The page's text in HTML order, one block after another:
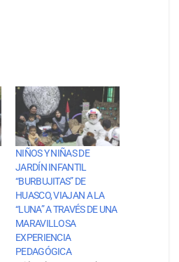
NIÑOS Y NIÑAS DE
JARDÍN INFANTIL
“BURBUJITAS” DE
HUASCO, VIAJAN A LA
“LUNA” A TRAVÉS DE UNA
MARAVILLOSA
EXPERIENCIA
PEDAGÓGICA